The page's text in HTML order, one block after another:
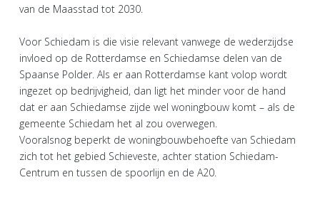
van de Maasstad tot 2030.
Voor Schiedam is die visie relevant vanwege de wederzijdse
invloed op de Rotterdamse en Schiedamse delen van de
Spaanse Polder. Als er aan Rotterdamse kant volop wordt
ingezet op bedrijvigheid, dan ligt het minder voor de hand
dat er aan Schiedamse zijde wel woningbouw komt – als de
gemeente Schiedam het al zou overwegen.
Vooralsnog beperkt de woningbouwbehoefte van Schiedam
zich tot het gebied Schieveste, achter station Schiedam-
Centrum en tussen de spoorlijn en de A20.